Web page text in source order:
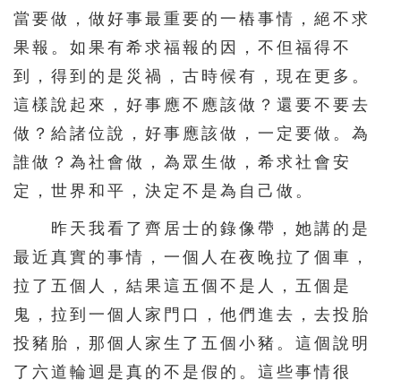
當要做，做好事最重要的一樁事情，絕不求
果報。如果有希求福報的因，不但福得不
到，得到的是災禍，古時候有，現在更多。
這樣說起來，好事應不應該做？還要不要去
做？給諸位說，好事應該做，一定要做。為
誰做？為社會做，為眾生做，希求社會安
定，世界和平，決定不是為自己做。
昨天我看了齊居士的錄像帶，她講的是
最近真實的事情，一個人在夜晚拉了個車，
拉了五個人，結果這五個不是人，五個是
鬼，拉到一個人家門口，他們進去，去投胎
投豬胎，那個人家生了五個小豬。這個說明
了六道輪迴是真的不是假的。這些事情很